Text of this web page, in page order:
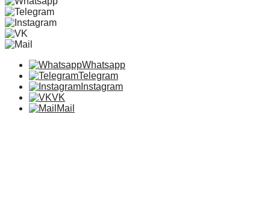
Whatsapp
Telegram
Instagram
VK
Mail